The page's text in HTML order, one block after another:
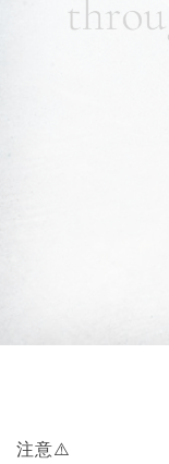
注意⚠️